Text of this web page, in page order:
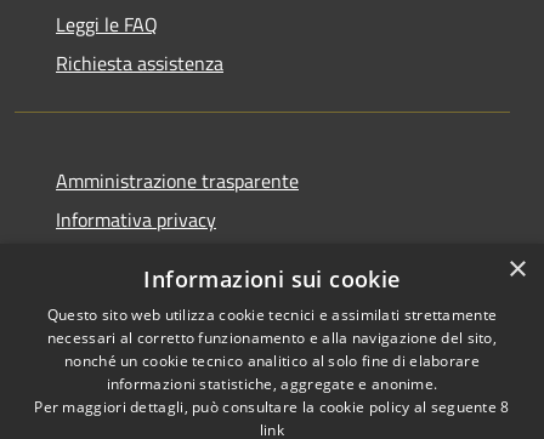
Leggi le FAQ
Richiesta assistenza
Amministrazione trasparente
Informativa privacy
Dichiarazione di accessibilità
RSS
Copyright © 2026 • Comune di
×
Informazioni sui cookie
Questo sito web utilizza cookie tecnici e assimilati strettamente
necessari al corretto funzionamento e alla navigazione del sito,
nonché un cookie tecnico analitico al solo fine di elaborare
informazioni statistiche, aggregate e anonime.
Per maggiori dettagli, può consultare la cookie policy al seguente8
link